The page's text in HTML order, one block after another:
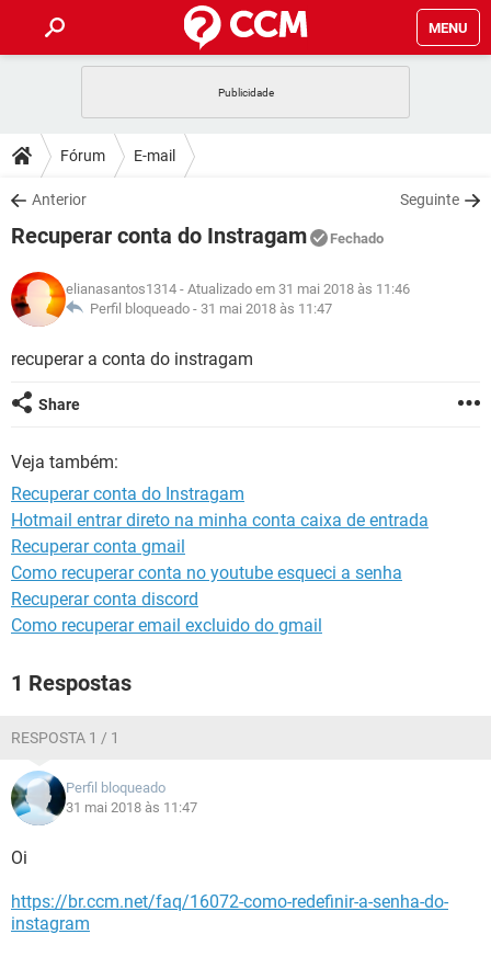
MENU
CELULAR
OUTLOOK
INSTAGRAM GMAIL
GUIA DE COMPRAS
DICAS
JOGOS
INSTAGRAM GMAIL
GUIA DE COMPRAS
DOWNLOADS
JOGOS WHATSAPP
CELULAR
OUTLOOK EXCEL
FÓRUM
JOGOS WHATSAPP
CELULAR
OUTLOOK
INSTAGRAM
GLOSSÁRIO
INSTAGRAM
GUIA DE COMPRAS
Fórum E-mail
Anterior Seguinte
Recuperar conta do Instragam Fechado
elianasantos1314 - Atualizado em 31 mai 2018 às 11:46
Perfil bloqueado - 31 mai 2018 às 11:47
recuperar a conta do instragam
Share
Veja também:
Recuperar conta do Instragam
Hotmail entrar direto na minha conta caixa de entrada
Recuperar conta gmail
Como recuperar conta no youtube esqueci a senha
Recuperar conta discord
Como recuperar email excluido do gmail
1 Respostas
RESPOSTA 1 / 1
Perfil bloqueado
31 mai 2018 às 11:47
Oi
https://br.ccm.net/faq/16072-como-redefinir-a-senha-do-
instagram